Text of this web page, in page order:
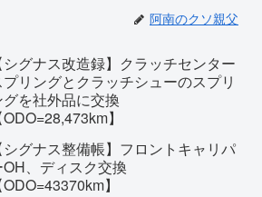
阿南のクソ親父
シグナス改造録】クラッチセンター
プリングとクラッチシューのスプリ
グを社外品に交換
ODO=28,473km】
シグナス整備帳】フロントキャリパ
OH、ディスク交換
ODO=43370km】